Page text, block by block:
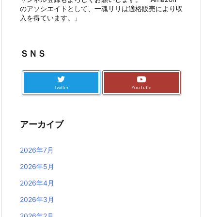
のアソシエイトとして、一魂リリは適格販売により収
入を得ています。」
ＳＮＳ
Twitter YouTube
アーカイブ
2026年7月
2026年5月
2026年4月
2026年3月